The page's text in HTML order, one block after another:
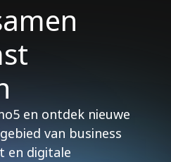
en ontdek nieuwe
van business
en digitale